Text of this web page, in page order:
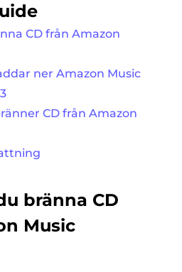
CD från Amazon
ner Amazon Music
CD från Amazon
bränna CD
Music